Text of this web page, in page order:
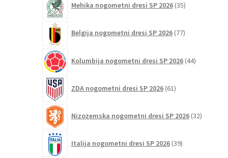
Mehika nogometni dresi SP 2026 35izdelkov
Belgija nogometni dresi SP 2026 77izdelkov
Kolumbija nogometni dresi SP 2026 44izdelkov
ZDA nogometni dresi SP 2026 61izdelkov
Nizozemska nogometni dresi SP 2026 32izdelkov
Italija nogometni dresi SP 2026 39izdelkov